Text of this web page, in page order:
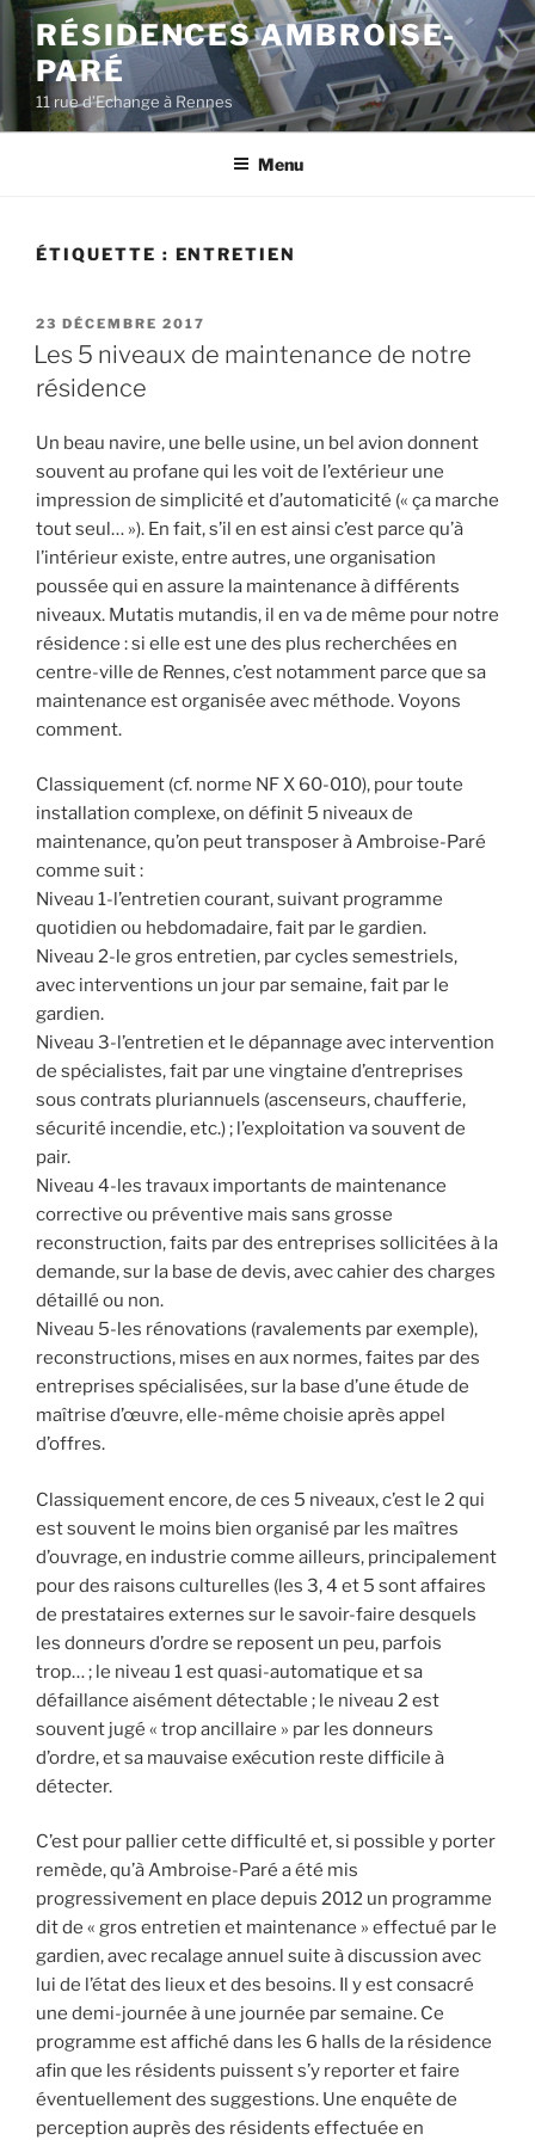
Aller
contenu
principal
RÉSIDENCES AMBROISE-
PARÉ
11 rue d’Echange à Rennes
Menu
ÉTIQUETTE : ENTRETIEN
PUBLIÉ
LE
23 DÉCEMBRE 2017
Les 5 niveaux de maintenance de notre
résidence
Un beau navire, une belle usine, un bel avion donnent
souvent au profane qui les voit de l’extérieur une
impression de simplicité et d’automaticité (« ça marche
tout seul… »). En fait, s’il en est ainsi c’est parce qu’à
l’intérieur existe, entre autres, une organisation
poussée qui en assure la maintenance à différents
niveaux. Mutatis mutandis, il en va de même pour notre
résidence : si elle est une des plus recherchées en
centre-ville de Rennes, c’est notamment parce que sa
maintenance est organisée avec méthode. Voyons
comment.
Classiquement (cf. norme NF X 60-010), pour toute
installation complexe, on définit 5 niveaux de
maintenance, qu’on peut transposer à Ambroise-Paré
comme suit :
Niveau 1-l’entretien courant, suivant programme
quotidien ou hebdomadaire, fait par le gardien.
Niveau 2-le gros entretien, par cycles semestriels,
avec interventions un jour par semaine, fait par le
gardien.
Niveau 3-l’entretien et le dépannage avec intervention
de spécialistes, fait par une vingtaine d’entreprises
sous contrats pluriannuels (ascenseurs, chaufferie,
sécurité incendie, etc.) ; l’exploitation va souvent de
pair.
Niveau 4-les travaux importants de maintenance
corrective ou préventive mais sans grosse
reconstruction, faits par des entreprises sollicitées à la
demande, sur la base de devis, avec cahier des charges
détaillé ou non.
Niveau 5-les rénovations (ravalements par exemple),
reconstructions, mises en aux normes, faites par des
entreprises spécialisées, sur la base d’une étude de
maîtrise d’œuvre, elle-même choisie après appel
d’offres.
Classiquement encore, de ces 5 niveaux, c’est le 2 qui
est souvent le moins bien organisé par les maîtres
d’ouvrage, en industrie comme ailleurs, principalement
pour des raisons culturelles (les 3, 4 et 5 sont affaires
de prestataires externes sur le savoir-faire desquels
les donneurs d’ordre se reposent un peu, parfois
trop… ; le niveau 1 est quasi-automatique et sa
défaillance aisément détectable ; le niveau 2 est
souvent jugé « trop ancillaire » par les donneurs
d’ordre, et sa mauvaise exécution reste difficile à
détecter.
C’est pour pallier cette difficulté et, si possible y porter
remède, qu’à Ambroise-Paré a été mis
progressivement en place depuis 2012 un programme
dit de « gros entretien et maintenance » effectué par le
gardien, avec recalage annuel suite à discussion avec
lui de l’état des lieux et des besoins. Il y est consacré
une demi-journée à une journée par semaine. Ce
programme est affiché dans les 6 halls de la résidence
afin que les résidents puissent s’y reporter et faire
éventuellement des suggestions. Une enquête de
perception auprès des résidents effectuée en